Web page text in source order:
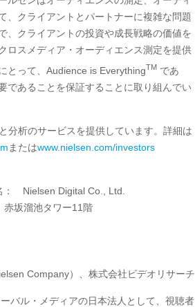
、クライアントとパートナーに複雑な問題
、クライアントの投資や成長戦略の価値を
ロスメディア・オーディエンス測定を提供
とって、Audience is EverythingTM であ
であることを保証することに取り組んでい
分析のサービスを提供しています。詳細は
またはwww.nielsen.com/investors
： Nielsen Digital Co., Ltd.
赤坂溜池タワー11 階
Company）、株式会社ビデオリサーチ
バル・メディアの日本法人として、視聴者